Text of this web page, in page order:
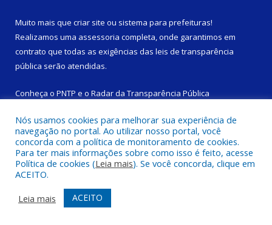
Muito mais que criar site ou sistema para prefeituras!
Realizamos uma assessoria completa, onde garantimos em
contrato que todas as exigências das leis de transparência
pública serão atendidas.
Conheça o PNTP e o Radar da Transparência Pública
Todos os direitos reservados a Câmara Municipal de São
Domingos do Capim.
Mapa do Site
Acessar Área Administrativa
Acessar Webmail
Nós usamos cookies para melhorar sua experiência de
navegação no portal. Ao utilizar nosso portal, você
concorda com a política de monitoramento de cookies.
Para ter mais informações sobre como isso é feito, acesse
Política de cookies (Leia mais). Se você concorda, clique em
ACEITO.
Leia mais
ACEITO